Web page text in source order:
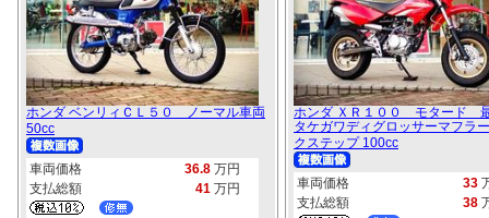
ホンダ ベンリィＣＬ５０ ノーマル車両
50cc
車両価格 36.8 万円
支払総額
41 万円
ホンダ ＸＲ１００ モタード
タケガワディグロッサーマフラ
クステップ 100cc
車両価格 33
支払総額
38